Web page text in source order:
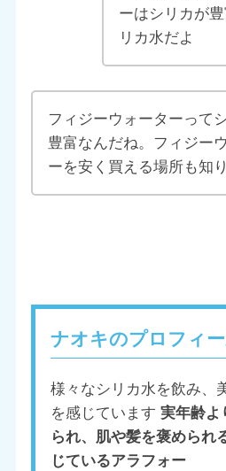
ーはシリカが
リカ水だよ
フィジーウォーターって
豊富なんだね。フィジー
ーを安く買える場所も知
ナオキのプロフィ
様々なシリカ水を飲み、
を感じています 実年齢よ
られ、肌や髪を褒められ
じているアラフォー